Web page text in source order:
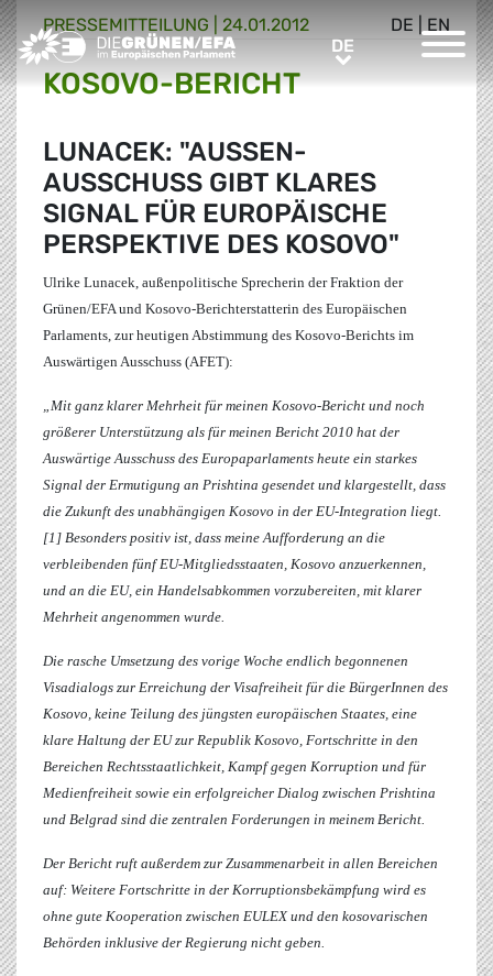
Greens/EFA Home DEDE
DE EN
PRESSE­MITTEILUNG 24.01.2012
KOSOVO-BERICHT
LUNACEK: "AUSSEN-A
USSCHUSS GIBT KLARES S
IGNAL FÜR EUROPÄISCHE P
ERSPEKTIVE DES KOSOVO"
Ulrike Lunacek, außenpolitische Sprecherin der Fraktion der
Grünen/EFA und Kosovo-Berichterstatterin des Europäischen
Parlaments, zur heutigen Abstimmung des Kosovo-Berichts im
Auswärtigen Ausschuss (AFET):
„Mit ganz klarer Mehrheit für meinen Kosovo-Bericht und noch
größerer Unterstützung als für meinen Bericht 2010 hat der
Auswärtige Ausschuss des Europaparlaments heute ein starkes
Signal der Ermutigung an Prishtina gesendet und klargestellt, dass
die Zukunft des unabhängigen Kosovo in der EU-Integration liegt.
[1] Besonders positiv ist, dass meine Aufforderung an die
verbleibenden fünf EU-Mitgliedsstaaten, Kosovo anzuerkennen,
und an die EU, ein Handelsabkommen vorzubereiten, mit klarer
Mehrheit angenommen wurde.
Die rasche Umsetzung des vorige Woche endlich begonnenen
Visadialogs zur Erreichung der Visafreiheit für die BürgerInnen des
Kosovo, keine Teilung des jüngsten europäischen Staates, eine
klare Haltung der EU zur Republik Kosovo, Fortschritte in den
Bereichen Rechtsstaatlichkeit, Kampf gegen Korruption und für
Medienfreiheit sowie ein erfolgreicher Dialog zwischen Prishtina
und Belgrad sind die zentralen Forderungen in meinem Bericht.
Der Bericht ruft außerdem zur Zusammenarbeit in allen Bereichen
auf: Weitere Fortschritte in der Korruptionsbekämpfung wird es
ohne gute Kooperation zwischen EULEX und den kosovarischen
Behörden inklusive der Regierung nicht geben.